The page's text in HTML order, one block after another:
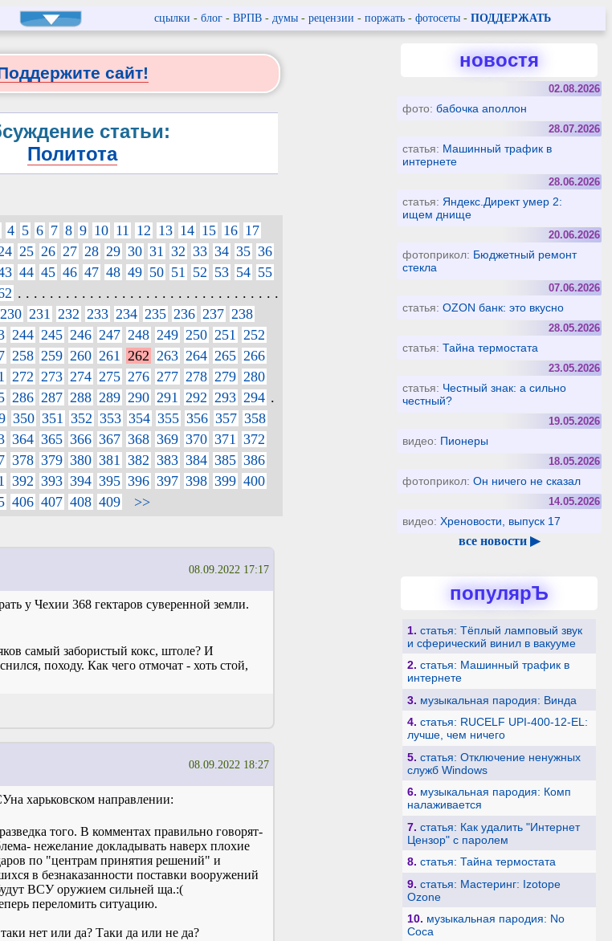
сцылки - блог- ВРПВ- думы- рецензии - поржать- фотосеты - ПОДДЕРЖАТЬ
сайт!
статьи:
Политота
4 5 6 7 8 9 10 11 12 13 14 15 16 17
25 26 27 28 29 30 31 32 33 34 35 36
44 45 46 47 48 49 50 51 52 53 54 55
. . . . . . . . . . . . . . . . . . . . . . . . . . . . . . . . .
230 231 232 233 234 235 236 237 238
244 245 246 247 248 249 250 251
252
258 259 260 261 262 263 264 265 266
272 273 274 275 276 277 278 279 280
286 287 288 289 290 291 292 293 294 .
350 351 352 353 354 355 356 357 358
364 365 366 367 368 369 370 371 372
378 379 380 381 382 383 384 385 386
392 393 394 395 396 397 398 399 400
406 407 408 409 >>
08.09.2022 17:17
у Чехии 368 гектаров суверенной земли.
самый забористый кокс, штоле? И
походу. Как чего отмочат - хоть стой,
08.09.2022 18:27
харьковском направлении:
того. В комментах правильно говорят-
нежелание докладывать наверх плохие
по "центрам принятия решений" и
в безнаказанности поставки вооружений
ВСУ оружием сильней ща.:(
переломить ситуацию.
нет или да? Таки да или не да?
новостя
02.08.2026
фото:бабочка аполлон
28.07.2026
статья: Машинный трафик в
интернете
28.06.2026
статья: Яндекс.Директ умер 2:
ищем днище
20.06.2026
фотоприкол: Бюджетный ремонт
стекла
07.06.2026
статья:OZON банк: это вкусно
28.05.2026
статья:Тайна термостата
23.05.2026
статья: Честный знак: а сильно
честный?
19.05.2026
видео: Пионеры
18.05.2026
фотоприкол:Он ничего не сказал
14.05.2026
видео:Хреновости, выпуск 17
все новости ▶
популярЪ
1. статья: Тёплый ламповый звук
и сферический винил в вакууме
2. статья: Машинный трафик в
интернете
3. музыкальная пародия: Винда
4. статья: RUCELF UPI-400-12-EL:
лучше, чем ничего
5. статья: Отключение ненужных
служб Windows
6. музыкальная пародия: Комп
налаживается
7. статья: Как удалить "Интернет
Цензор" с паролем
8. статья: Тайна термостата
9. статья: Мастеринг: Izotope
Ozone
10. музыкальная пародия: No
Coca